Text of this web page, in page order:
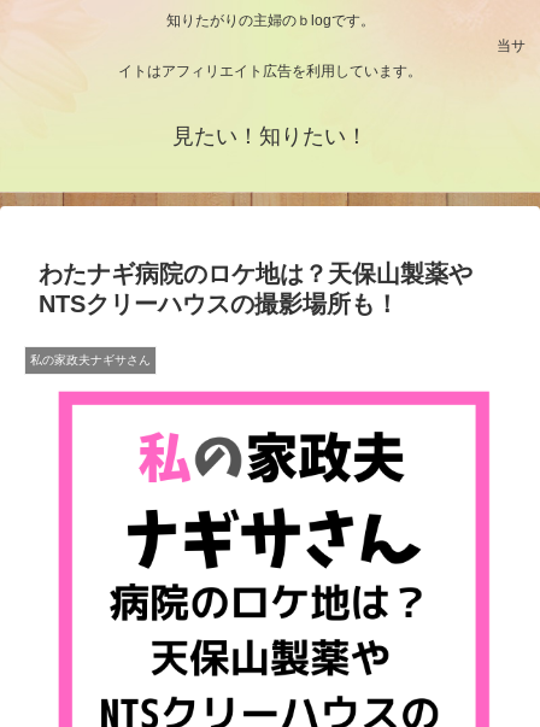
知りたがりの主婦のｂlogです。
当サ
イトはアフィリエイト広告を利用しています。
見たい！知りたい！
わたナギ病院のロケ地は？天保山製薬や
NTSクリーハウスの撮影場所も！
私の家政夫ナギサさん